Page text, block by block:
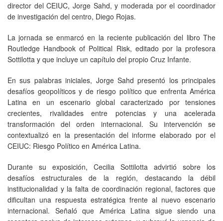
director del CEIUC, Jorge Sahd, y moderada por el coordinador
de investigación del centro, Diego Rojas.
La jornada se enmarcó en la reciente publicación del libro The
Routledge Handbook of Political Risk, editado por la profesora
Sottilotta y que incluye un capítulo del propio Cruz Infante.
En sus palabras iniciales, Jorge Sahd presentó los principales
desafíos geopolíticos y de riesgo político que enfrenta América
Latina en un escenario global caracterizado por tensiones
crecientes, rivalidades entre potencias y una acelerada
transformación del orden internacional. Su intervención se
contextualizó en la presentación del informe elaborado por el
CEIUC: Riesgo Político en América Latina.
Durante su exposición, Cecilia Sottilotta advirtió sobre los
desafíos estructurales de la región, destacando la débil
institucionalidad y la falta de coordinación regional, factores que
dificultan una respuesta estratégica frente al nuevo escenario
internacional. Señaló que América Latina sigue siendo una